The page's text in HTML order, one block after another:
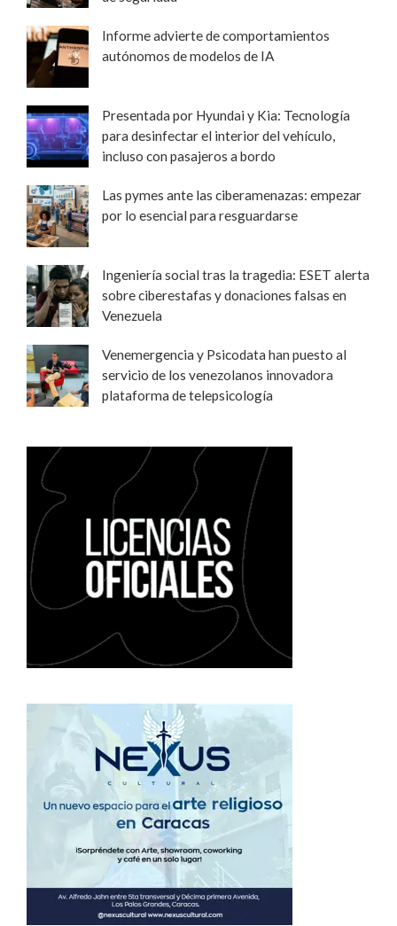
Informe advierte de comportamientos
autónomos de modelos de IA
Presentada por Hyundai y Kia: Tecnología
para desinfectar el interior del vehículo,
incluso con pasajeros a bordo
Las pymes ante las ciberamenazas: empezar
por lo esencial para resguardarse
Ingeniería social tras la tragedia: ESET alerta
sobre ciberestafas y donaciones falsas en
Venezuela
Venemergencia y Psicodata han puesto al
servicio de los venezolanos innovadora
plataforma de telepsicología